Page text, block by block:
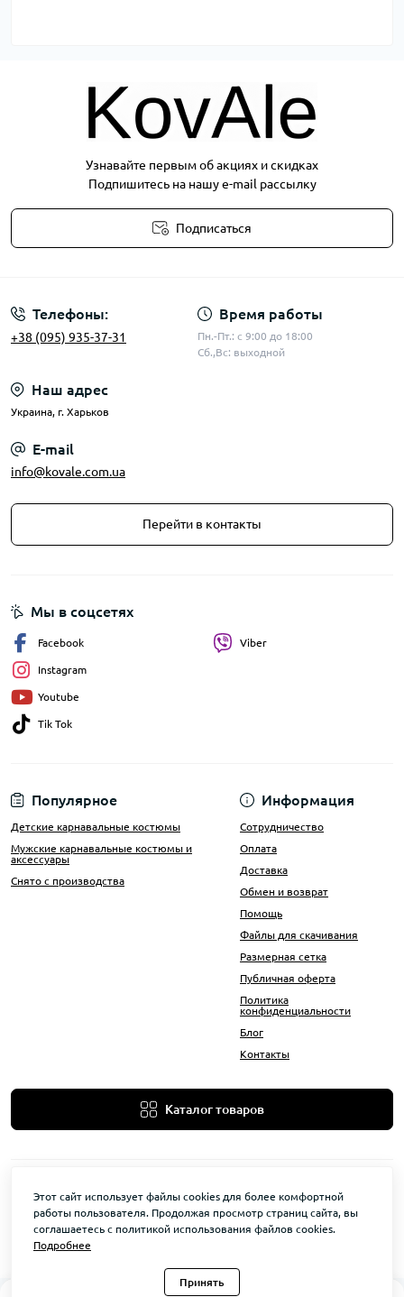
0
Узнавайте первым об акциях и скидках
Подпишитесь на нашу e-mail рассылку
Подписаться
Телефоны:
+38 (095) 935-37-31
Время работы
Пн.-Пт.: с 9:00 до 18:00
Сб.,Вс: выходной
Наш адрес
Украина, г. Харьков
E-mail
info@kovale.com.ua
Перейти в контакты
Популярное
Детские карнавальные костюмы
Мужские карнавальные костюмы и
аксессуары
Снято с производства
Информация
Сотрудничество
Оплата
Доставка
Обмен и возврат
Помощь
Файлы для скачивания
Размерная сетка
Публичная оферта
Политика
конфиденциальности
Блог
Контакты
Каталог товаров
Мы в соцсетях
Facebook
Instagram
Youtube
Tik Tok
Viber
Этот сайт использует файлы cookies для более комфортной
работы пользователя. Продолжая просмотр страниц сайта, вы
соглашаетесь с политикой использования файлов cookies.
Подробнее
Принять